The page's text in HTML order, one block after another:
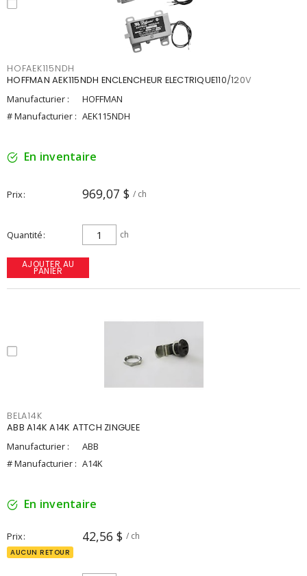
HOFAEK115NDH
HOFFMAN AEK115NDH ENCLENCHEUR ELECTRIQUE110/120V
Manufacturier :
HOFFMAN
# Manufacturier : AEK115NDH
En inventaire
Prix 969,07 $ / ch
Quantité ch
AJOUTER AU
PANIER
BELA14K
ABB A14K A14K ATTCH ZINGUEE
Manufacturier :
ABB
# Manufacturier : A14K
En inventaire
Prix 42,56 $ / ch
AUCUN RETOUR